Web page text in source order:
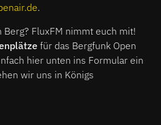
.
FluxFM nimmt euch mit!
für das Bergfunk Open
hier unten ins Formular ein
wir uns in Königs